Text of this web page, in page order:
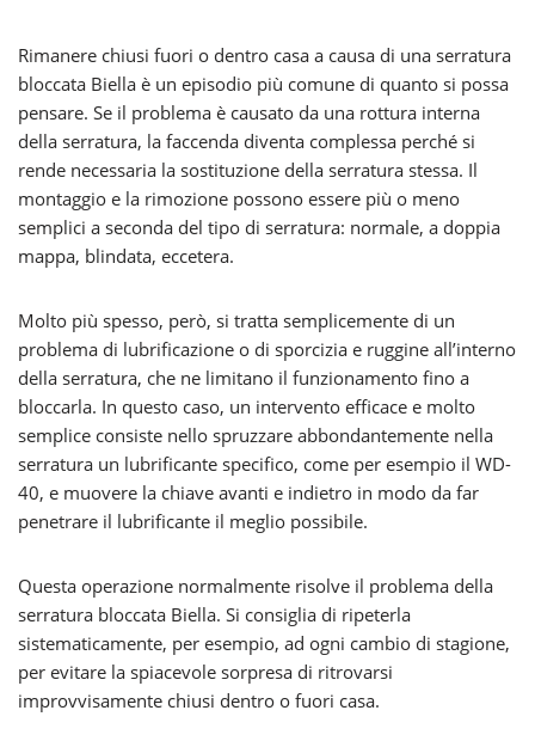
Rimanere chiusi fuori o dentro casa a causa di una serratura
bloccata Biella è un episodio più comune di quanto si possa
pensare. Se il problema è causato da una rottura interna
della serratura, la faccenda diventa complessa perché si
rende necessaria la sostituzione della serratura stessa. Il
montaggio e la rimozione possono essere più o meno
semplici a seconda del tipo di serratura: normale, a doppia
mappa, blindata, eccetera.
Molto più spesso, però, si tratta semplicemente di un
problema di lubrificazione o di sporcizia e ruggine all’interno
della serratura, che ne limitano il funzionamento fino a
bloccarla. In questo caso, un intervento efficace e molto
semplice consiste nello spruzzare abbondantemente nella
serratura un lubrificante specifico, come per esempio il WD-
40, e muovere la chiave avanti e indietro in modo da far
penetrare il lubrificante il meglio possibile.
Questa operazione normalmente risolve il problema della
serratura bloccata Biella. Si consiglia di ripeterla
sistematicamente, per esempio, ad ogni cambio di stagione,
per evitare la spiacevole sorpresa di ritrovarsi
improvvisamente chiusi dentro o fuori casa.